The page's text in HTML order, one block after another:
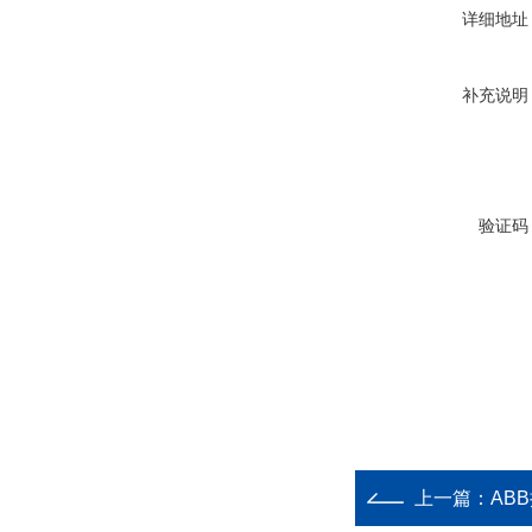
详细地址
补充说明
验证码
上一篇：